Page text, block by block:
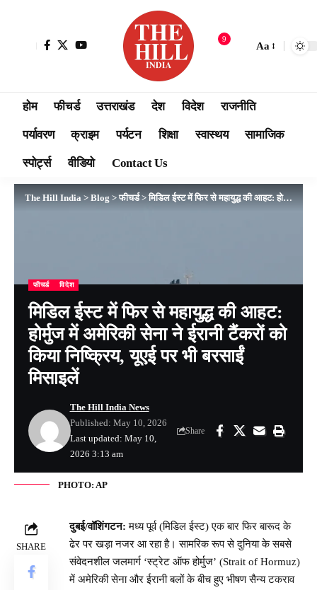
9
Aa
होम फीचर्ड उत्तराखंड देश विदेश राजनीति
पर्यावरण क्राइम पर्यटन शिक्षा स्वास्थय सामाजिक
स्पोर्ट्स वीडियो Contact Us
The Hill India > Blog > फीचर्ड> मिडिल ईस्ट में फिर से महायुद्ध की आहट: होर्मुज में अमेरिकी सेना ने ईरानी टैंकरों को किया निष्क्रिय, यूएई पर भी बरसाईं मिसाइलें
फीचर्ड विदेश
मिडिल ईस्ट में फिर से महायुद्ध की आहट:
होर्मुज में अमेरिकी सेना ने ईरानी टैंकरों को
किया निष्क्रिय, यूएई पर भी बरसाईं
मिसाइलें
Last updated: May 10,
2026 3:13 am
The Hill India News
Published: May 10, 2026
Share
PHOTO: AP
SHARE
दुबई/वॉशिंगटन: मध्य पूर्व (मिडिल ईस्ट) एक बार फिर बारूद के
ढेर पर खड़ा नजर आ रहा है। सामरिक रूप से दुनिया के सबसे
संवेदनशील जलमार्ग ‘स्ट्रेट ऑफ होर्मुज’ (Strait of Hormuz)
में अमेरिकी सेना और ईरानी बलों के बीच हुए भीषण सैन्य टकराव